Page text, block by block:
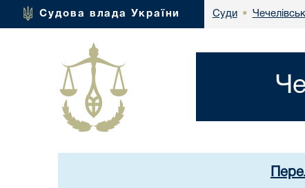
Судова влада України Суди •